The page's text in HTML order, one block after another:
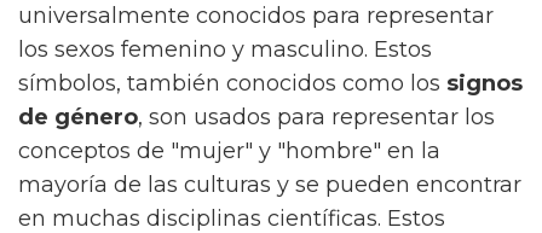
universalmente conocidos para representar
los sexos femenino y masculino. Estos
símbolos, también conocidos como los signos
de género, son usados para representar los
conceptos de "mujer" y "hombre" en la
mayoría de las culturas y se pueden encontrar
en muchas disciplinas científicas. Estos